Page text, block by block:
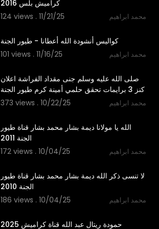
كراميش بلس 2016
124 views . 11/21/25
محمد ابراهيم
كواليس أنشودة الله أعطانا - طيور الجنة
101 views . 11/16/25
محمد ابراهيم
صلى الله عليه وسلم جنى مقداد الفراشة اعلان
كنز 3 برايمات تحقق حلمي أمينة كرم طيور الجنة
373 views . 10/22/25
محمد ابراهيم
الله يا مولانا ديمة بشار محمد بشار قناة طيور
الجنة 2011
172 views . 10/04/25
محمد ابراهيم
لا تنسى ذكر الله ديمة بشار محمد بشار قناة طيور
الجنة 2010
186 views . 10/04/25
محمد ابراهيم
حمودة ريتال عبد الله قناة كراميش 2025